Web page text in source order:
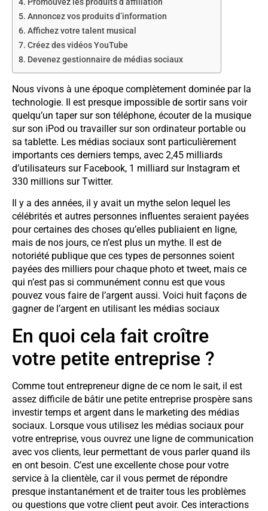
Promouvez les produits d’affiliation
Annoncez vos produits d’information
Affichez votre talent musical
Créez des vidéos YouTube
Devenez gestionnaire de médias sociaux
Nous vivons à une époque complètement dominée par la
technologie. Il est presque impossible de sortir sans voir
quelqu’un taper sur son téléphone, écouter de la musique
sur son iPod ou travailler sur son ordinateur portable ou
sa tablette. Les médias sociaux sont particulièrement
importants ces derniers temps, avec 2,45 milliards
d’utilisateurs sur Facebook, 1 milliard sur Instagram et
330 millions sur Twitter.
Il y a des années, il y avait un mythe selon lequel les
célébrités et autres personnes influentes seraient payées
pour certaines des choses qu’elles publiaient en ligne,
mais de nos jours, ce n’est plus un mythe. Il est de
notoriété publique que ces types de personnes soient
payées des milliers pour chaque photo et tweet, mais ce
qui n’est pas si communément connu est que vous
pouvez vous faire de l’argent aussi. Voici huit façons de
gagner de l’argent en utilisant les médias sociaux
En quoi cela fait croître
votre petite entreprise ?
Comme tout entrepreneur digne de ce nom le sait, il est
assez difficile de bâtir une petite entreprise prospère sans
investir temps et argent dans le marketing des médias
sociaux. Lorsque vous utilisez les médias sociaux pour
votre entreprise, vous ouvrez une ligne de communication
avec vos clients, leur permettant de vous parler quand ils
en ont besoin. C’est une excellente chose pour votre
service à la clientèle, car il vous permet de répondre
presque instantanément et de traiter tous les problèmes
ou questions que votre client peut avoir. Ces interactions